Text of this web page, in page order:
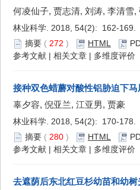
何凌仙子, 贾志清, 刘涛, 李清雪
林业科学. 2018, 54(2): 162-169.
摘要 ( 272 ) HTML
参考文献 | 相关文章 | 多维度评价
接种双色蜡蘑对酸性铝胁迫下
辜夕容, 倪亚兰, 江亚男, 贾豪
林业科学. 2018, 54(2): 170-178.
摘要 ( 280 ) HTML
参考文献 | 相关文章 | 多维度评价
去遮荫后东北红豆杉幼苗和幼